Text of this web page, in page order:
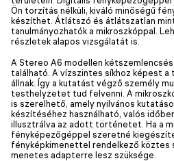
Ön torzítás nélküli, kiváló minőségű
készíthet. Átlátszó és átlátszatlan
tanulmányozhatók a mikroszkóppal.
részletek alapos vizsgálatát is.
A Stereo A6 modellen
található. A vízszintes síkhoz képest a
állnak. Így a kutatást végző személy
testhelyzetet tud felvenni. A
is szerelhető, amely nyilvános
készítéséhez használható, valós
illusztrálva az adott történetet. Ha a
fényképezőgéppel szeretné
fényképkimenettel rendelkező köztes
menetes adapterre lesz szüksége.